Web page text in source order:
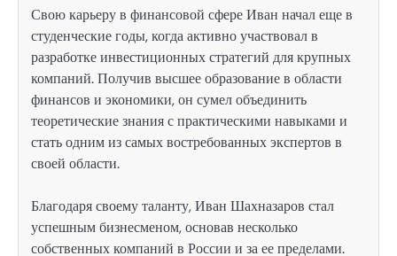
Свою карьеру в финансовой сфере Иван начал еще в
студенческие годы, когда активно участвовал в
разработке инвестиционных стратегий для крупных
компаний. Получив высшее образование в области
финансов и экономики, он сумел объединить
теоретические знания с практическими навыками и
стать одним из самых востребованных экспертов в
своей области.
Благодаря своему таланту, Иван Шахназаров стал
успешным бизнесменом, основав несколько
собственных компаний в России и за ее пределами.